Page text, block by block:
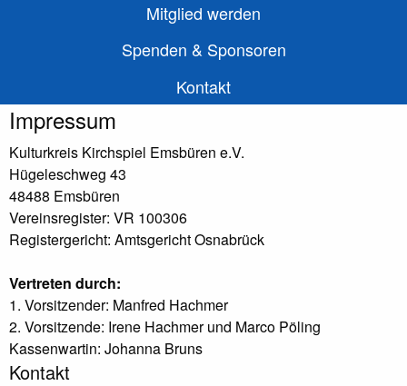
Mitglied werden
Spenden & Sponsoren
Kontakt
Impressum
Kulturkreis Kirchspiel Emsbüren e.V.
Hügeleschweg 43
48488 Emsbüren
Vereinsregister: VR 100306
Registergericht: Amtsgericht Osnabrück
Vertreten durch:
1. Vorsitzender: Manfred Hachmer
2. Vorsitzende: Irene Hachmer und Marco Pöling
Kassenwartin: Johanna Bruns
Kontakt